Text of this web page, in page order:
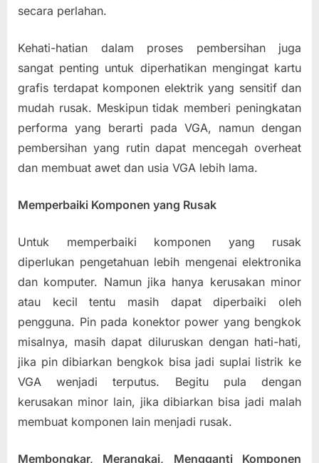
secara perlahan.
Kehati-hatian dalam proses pembersihan juga
sangat penting untuk diperhatikan mengingat kartu
grafis terdapat komponen elektrik yang sensitif dan
mudah rusak. Meskipun tidak memberi peningkatan
performa yang berarti pada VGA, namun dengan
pembersihan yang rutin dapat mencegah overheat
dan membuat awet dan usia VGA lebih lama.
Memperbaiki Komponen yang Rusak
Untuk memperbaiki komponen yang rusak
diperlukan pengetahuan lebih mengenai elektronika
dan komputer. Namun jika hanya kerusakan minor
atau kecil tentu masih dapat diperbaiki oleh
pengguna. Pin pada konektor power yang bengkok
misalnya, masih dapat diluruskan dengan hati-hati,
jika pin dibiarkan bengkok bisa jadi suplai listrik ke
VGA wenjadi terputus. Begitu pula dengan
kerusakan minor lain, jika dibiarkan bisa jadi malah
membuat komponen lain menjadi rusak.
Membongkar, Merangkai, Mengganti Komponen